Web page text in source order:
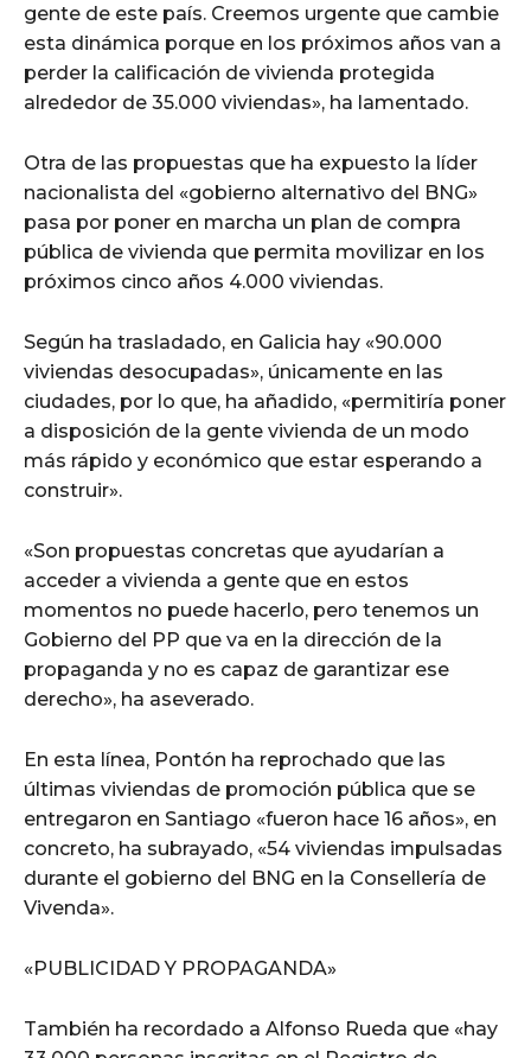
gente de este país. Creemos urgente que cambie
esta dinámica porque en los próximos años van a
perder la calificación de vivienda protegida
alrededor de 35.000 viviendas», ha lamentado.
Otra de las propuestas que ha expuesto la líder
nacionalista del «gobierno alternativo del BNG»
pasa por poner en marcha un plan de compra
pública de vivienda que permita movilizar en los
próximos cinco años 4.000 viviendas.
Según ha trasladado, en Galicia hay «90.000
viviendas desocupadas», únicamente en las
ciudades, por lo que, ha añadido, «permitiría poner
a disposición de la gente vivienda de un modo
más rápido y económico que estar esperando a
construir».
«Son propuestas concretas que ayudarían a
acceder a vivienda a gente que en estos
momentos no puede hacerlo, pero tenemos un
Gobierno del PP que va en la dirección de la
propaganda y no es capaz de garantizar ese
derecho», ha aseverado.
En esta línea, Pontón ha reprochado que las
últimas viviendas de promoción pública que se
entregaron en Santiago «fueron hace 16 años», en
concreto, ha subrayado, «54 viviendas impulsadas
durante el gobierno del BNG en la Consellería de
Vivenda».
«PUBLICIDAD Y PROPAGANDA»
También ha recordado a Alfonso Rueda que «hay